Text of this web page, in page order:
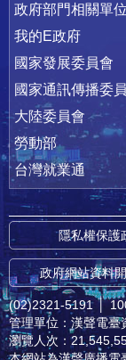
政府部門相關單
我的E政府
國家發展委員會
國家通訊傳播委
大陸委員會
勞動部
台灣就業通
隱私權保護
政府網站資料
(02)2321-5191 │
管理單位：漢聲電臺
瀏覽人次：